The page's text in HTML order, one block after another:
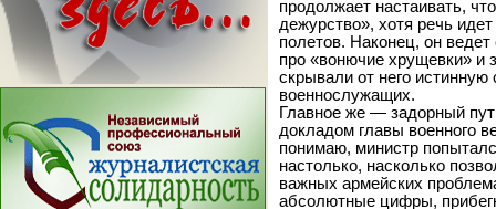
продолжает настаивать,
дежурство», хотя речь
полетов. Наконец, он ведет
про «вонючие хрущевки» и
скрывали от него
военнослужащих.
Главное же — задорный
докладом главы военного
понимаю, министр
настолько, насколько
важных армейских
абсолютные цифры,